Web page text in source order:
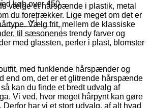
køb over 450,-
vælge et hårspænde i plastik, metal
du foretrækker. Lige meget om det er
Vælg frit, mellem de klassiske
til sæsonenes trendy farver og
med glassten, perler i plast, blomster
med funklende hårspænder og
end om, det er et glitrende hårspænde
kan du finde et bredt udvalg af
Vi ved, hvor meget hårpynt kan gøre
Derfor har vi et stort udvalg, af alt hvad